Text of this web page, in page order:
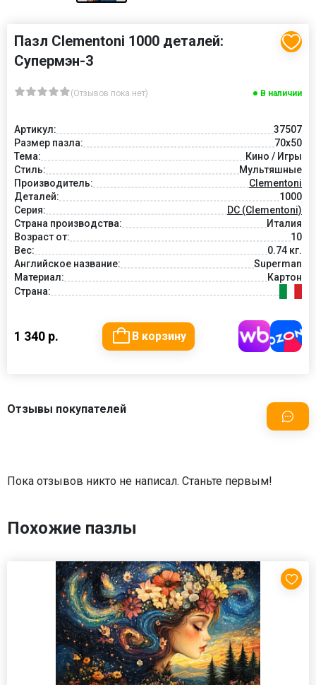
Пазл Clementoni 1000 деталей:
Супермэн-3
(Отзывов пока нет) В наличии
Артикул:
37507
Размер пазла:
70x50
Тема:
Кино / Игры
Стиль:
Мультяшные
Производитель:
Clementoni
Деталей:
1000
Серия:
DC (Clementoni)
Страна производства:
Италия
Возраст от:
10
Вес:
0.74 кг.
Английское название:
Superman
Материал:
Картон
Страна:
1 340 р. В корзину
Отзывы покупателей
Пока отзывов никто не написал. Станьте первым!
Похожие пазлы